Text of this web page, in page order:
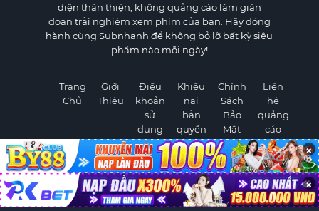
diện thân thiện, không quảng cáo làm gián
đoạn trải nghiệm xem phim của bạn. Hãy đồng
hành cùng Subnhanh để không bỏ lỡ bất kỳ siêu
phẩm nào mỗi ngày!
Trang
Chủ
Giới
Thiệu
Điều
khoản
sử
dụng
Khiếu
nại
bản
quyền
Chính
Sách
Bảo
Mật
Liên
hệ
quảng
cáo
© 2026 Subnhanh.com.co
×
×